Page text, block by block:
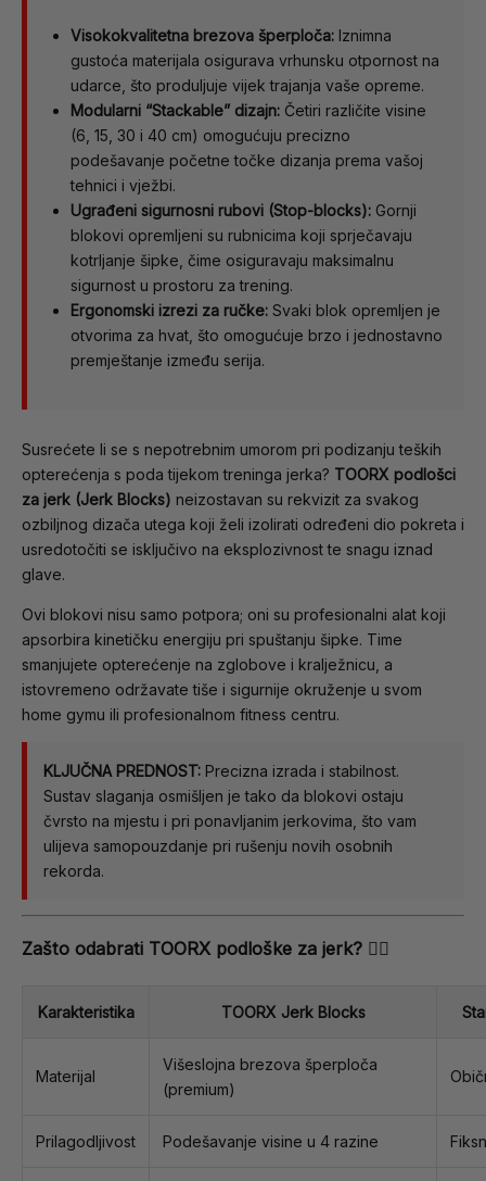
Visokokvalitetna brezova šperploča: Iznimna
gustoća materijala osigurava vrhunsku otpornost na
udarce, što produljuje vijek trajanja vaše opreme.
Modularni “Stackable” dizajn: Četiri različite visine
(6, 15, 30 i 40 cm) omogućuju precizno
podešavanje početne točke dizanja prema vašoj
tehnici i vježbi.
Ugrađeni sigurnosni rubovi (Stop-blocks): Gornji
blokovi opremljeni su rubnicima koji sprječavaju
kotrljanje šipke, čime osiguravaju maksimalnu
sigurnost u prostoru za trening.
Ergonomski izrezi za ručke: Svaki blok opremljen je
otvorima za hvat, što omogućuje brzo i jednostavno
premještanje između serija.
Susrećete li se s nepotrebnim umorom pri podizanju teških
opterećenja s poda tijekom treninga jerka? TOORX podlošci
za jerk (Jerk Blocks) neizostavan su rekvizit za svakog
ozbiljnog dizača utega koji želi izolirati određeni dio pokreta i
usredotočiti se isključivo na eksplozivnost te snagu iznad
glave.
Ovi blokovi nisu samo potpora; oni su profesionalni alat koji
apsorbira kinetičku energiju pri spuštanju šipke. Time
smanjujete opterećenje na zglobove i kralježnicu, a
istovremeno održavate tiše i sigurnije okruženje u svom
home gymu ili profesionalnom fitness centru.
KLJUČNA PREDNOST: Precizna izrada i stabilnost.
Sustav slaganja osmišljen je tako da blokovi ostaju
čvrsto na mjestu i pri ponavljanim jerkovima, što vam
ulijeva samopouzdanje pri rušenju novih osobnih
rekorda.
Zašto odabrati TOORX podloške za jerk? 🏋️‍♂️
Karakteristika TOORX Jerk Blocks
Materijal
Višeslojna brezova šperploča
(premium)
Prilagodljivost Podešavanje visine u 4 razine